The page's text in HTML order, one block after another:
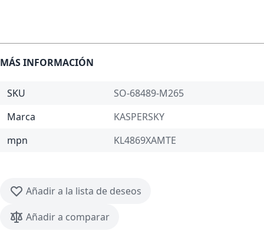
MÁS INFORMACIÓN
SKU
SO-68489-M265
Marca
KASPERSKY
mpn
KL4869XAMTE
Añadir a la lista de deseos
Añadir a comparar